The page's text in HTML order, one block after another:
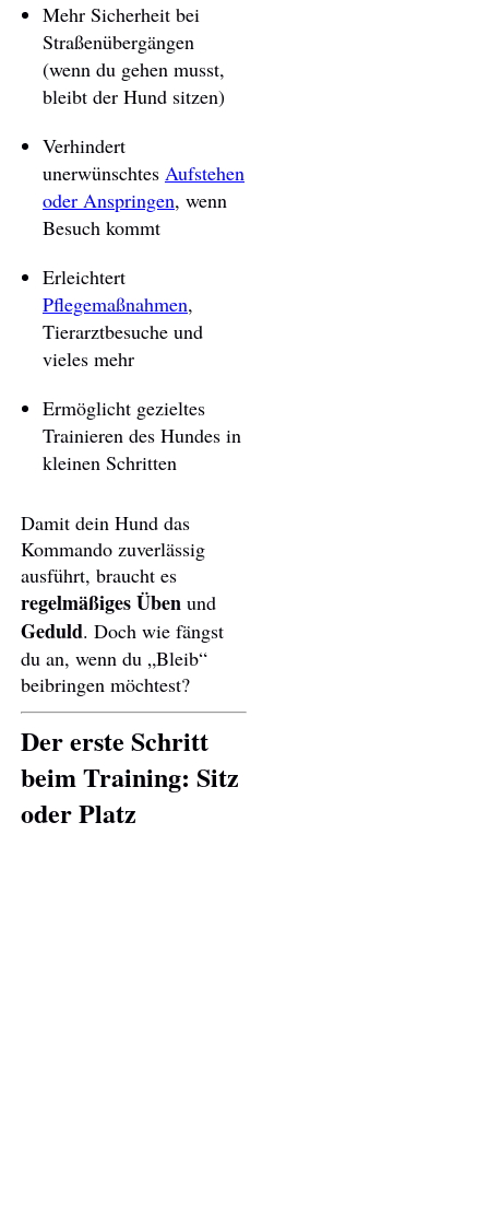
Mehr Sicherheit bei
Straßenübergängen
(wenn du gehen musst,
bleibt der Hund sitzen)
Verhindert
unerwünschtes Aufstehen
oder Anspringen, wenn
Besuch kommt
Erleichtert
Pflegemaßnahmen,
Tierarztbesuche und
vieles mehr
Ermöglicht gezieltes
Trainieren des Hundes in
kleinen Schritten
Damit dein Hund das
Kommando zuverlässig
ausführt, braucht es
regelmäßiges Üben und
Geduld. Doch wie fängst
du an, wenn du „Bleib“
beibringen möchtest?
Der erste Schritt
beim Training: Sitz
oder Platz